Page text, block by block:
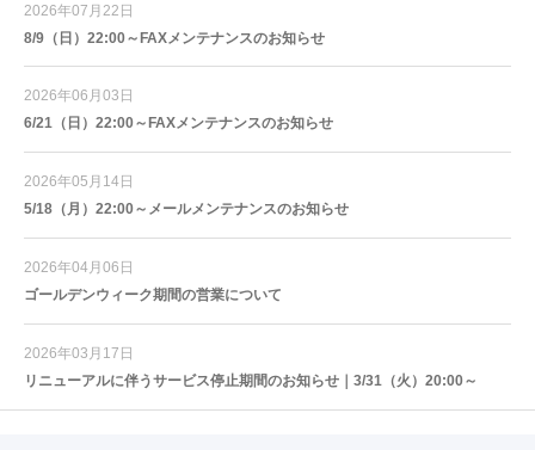
2026年07月22日
8/9（日）22:00～FAXメンテナンスのお知らせ
2026年06月03日
6/21（日）22:00～FAXメンテナンスのお知らせ
2026年05月14日
5/18（月）22:00～メールメンテナンスのお知らせ
2026年04月06日
ゴールデンウィーク期間の営業について
2026年03月17日
リニューアルに伴うサービス停止期間のお知らせ｜3/31（火）20:00～